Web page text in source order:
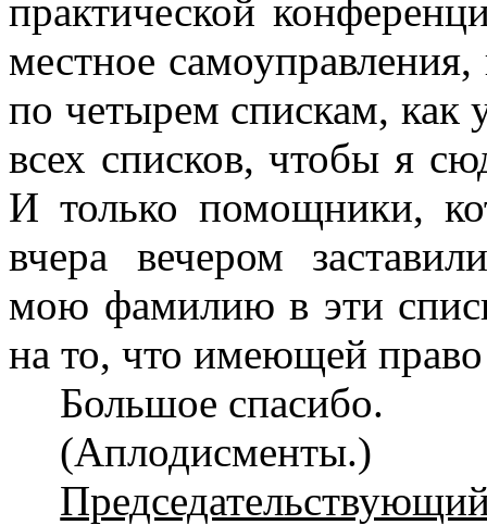
практической
местное
по четырем спискам, как
всех списков, чтобы я
И только помощники,
вчера вечером
мою фамилию в эти
на то, что имеющей право
Большое спасибо.
(Аплодисменты.)